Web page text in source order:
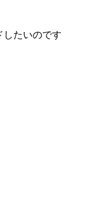
したいのです